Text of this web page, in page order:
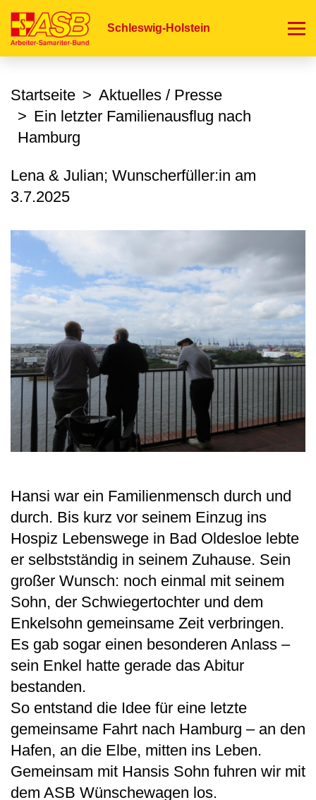
zum
Schleswig-Holstein
Startseite
Aktuelles / Presse
Ein letzter Familienausflug nach
Hamburg
Lena & Julian; Wunscherfüller:in am
3.7.2025
Hansi war ein Familienmensch durch und
durch. Bis kurz vor seinem Einzug ins
Hospiz Lebenswege in Bad Oldesloe lebte
er selbstständig in seinem Zuhause. Sein
großer Wunsch: noch einmal mit seinem
Sohn, der Schwiegertochter und dem
Enkelsohn gemeinsame Zeit verbringen.
Es gab sogar einen besonderen Anlass –
sein Enkel hatte gerade das Abitur
bestanden.
So entstand die Idee für eine letzte
gemeinsame Fahrt nach Hamburg – an den
Hafen, an die Elbe, mitten ins Leben.
Gemeinsam mit Hansis Sohn fuhren wir mit
dem ASB Wünschewagen los.